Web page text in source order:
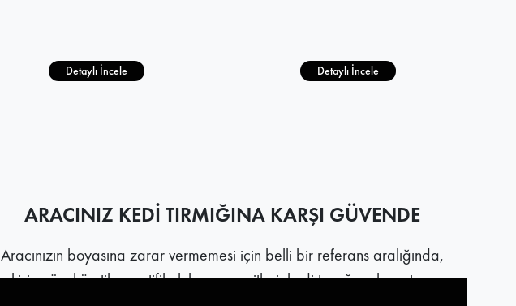
Detaylı İncele Detaylı İncele
ARACINIZ KEDİ TIRMIĞINA KARŞI GÜVENDE
Aracınızın boyasına zarar vermemesi için belli bir referans aralığında,
kişiye özel üretilen sertifikalı kumaş çeşitleri, kedi tırmığına karşı tam